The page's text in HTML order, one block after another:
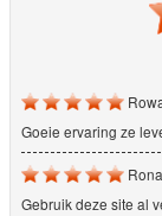
Goeie ervaring ze
Gebruik deze site al